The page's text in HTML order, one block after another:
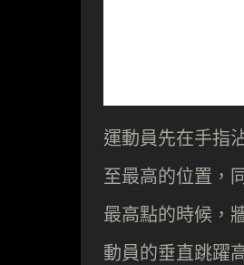
運動員先在手指
至最高的位置，
最高點的時候，
動員的垂直跳躍